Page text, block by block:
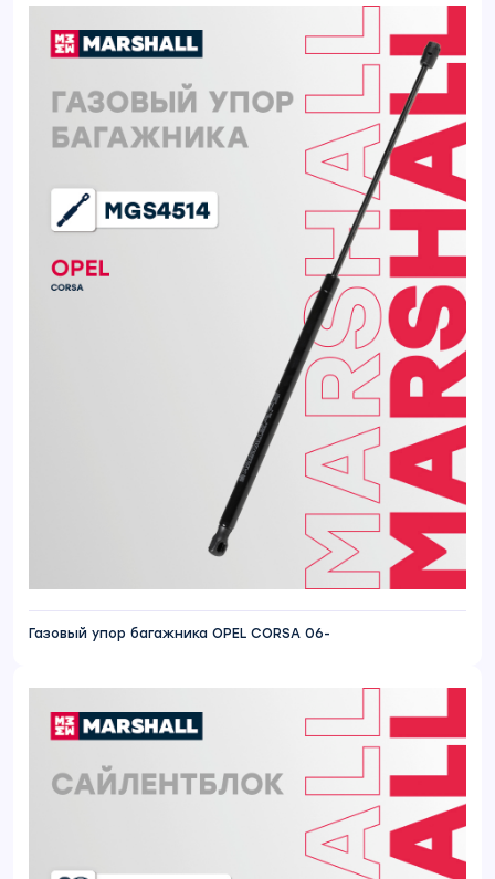
Газовый упор багажника OPEL CORSA 06-